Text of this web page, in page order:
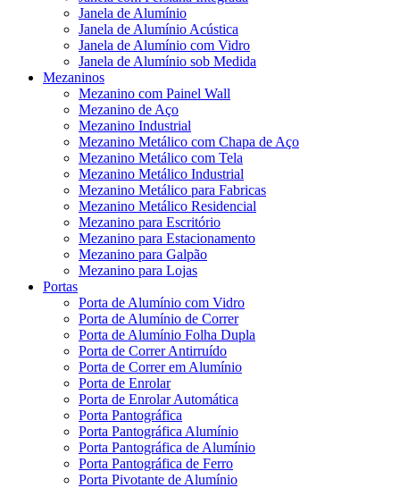
Janela de Alumínio
Janela de Alumínio Acústica
Janela de Alumínio com Vidro
Janela de Alumínio sob Medida
Mezaninos
Mezanino com Painel Wall
Mezanino de Aço
Mezanino Industrial
Mezanino Metálico com Chapa de Aço
Mezanino Metálico com Tela
Mezanino Metálico Industrial
Mezanino Metálico para Fabricas
Mezanino Metálico Residencial
Mezanino para Escritório
Mezanino para Estacionamento
Mezanino para Galpão
Mezanino para Lojas
Portas
Porta de Alumínio com Vidro
Porta de Alumínio de Correr
Porta de Alumínio Folha Dupla
Porta de Correr Antirruído
Porta de Correr em Alumínio
Porta de Enrolar
Porta de Enrolar Automática
Porta Pantográfica
Porta Pantográfica Alumínio
Porta Pantográfica de Alumínio
Porta Pantográfica de Ferro
Porta Pivotante de Alumínio